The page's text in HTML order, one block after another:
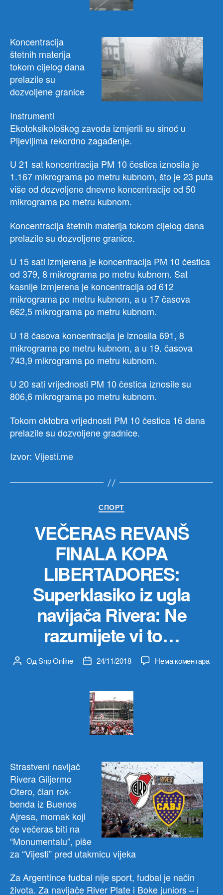
Koncentracija
štetnih materija
tokom cijelog dana
prelazile su
dozvoljene granice
Instrumenti
Ekotoksikološkog zavoda izmjerili su sinoć u
Pljevljima rekordno zagađenje.
U 21 sat koncentracija PM 10 čestica iznosila je
1.167 mikrograma po metru kubnom, što je 23 puta
više od dozvoljene dnevne koncentracije od 50
mikrograma po metru kubnom.
Koncentracija štetnih materija tokom cijelog dana
prelazile su dozvoljene granice.
U 15 sati izmjerena je koncentracija PM 10 čestica
od 379, 8 mikrograma po metru kubnom. Sat
kasnije izmjerena je koncentracija od 612
mikrograma po metru kubnom, a u 17 časova
662,5 mikrograma po metru kubnom.
U 18 časova koncentracija je iznosila 691, 8
mikrograma po metru kubnom, a u 19. časova
743,9 mikrograma po metru kubnom.
U 20 sati vrijednosti PM 10 čestica iznosile su
806,6 mikrograma po metru kubnom.
Tokom oktobra vrijednosti PM 10 čestica 16 dana
prelazile su dozvoljene gradnice.
Izvor: Vijesti.me
Категорије
СПОРТ
VEČERAS REVANŠ
FINALA KOPA
LIBERTADORES:
Superklasiko iz ugla
navijača Rivera: Ne
razumijete vi to…
Аутор
ОдSnp Online
Датум24/11/2018 Нема коментарана
Strastveni navijač
Rivera Giljermo
Otero, član rok-
benda iz Buenos
Ajresa, momak koji
će večeras biti na
“Monumentalu”, piše
za “Vijesti” pred utakmicu vijeka
Za Argentince fudbal nije sport, fudbal je način
života. Za navijače River Plate i Boke juniors – i